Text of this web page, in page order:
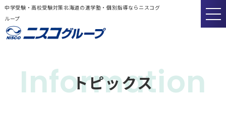
中学受験・高校受験対策北海道の進学塾・個別指導ならニスコグ
ループ
トピックス
Information